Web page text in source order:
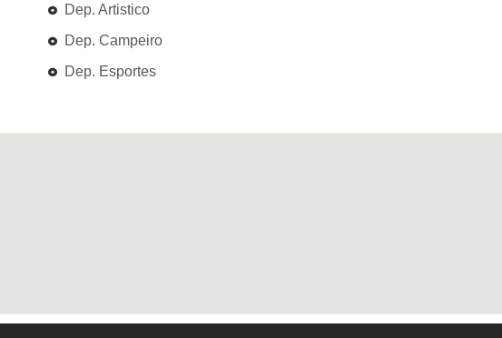
Dep. Artistico
Dep. Campeiro
Dep. Esportes